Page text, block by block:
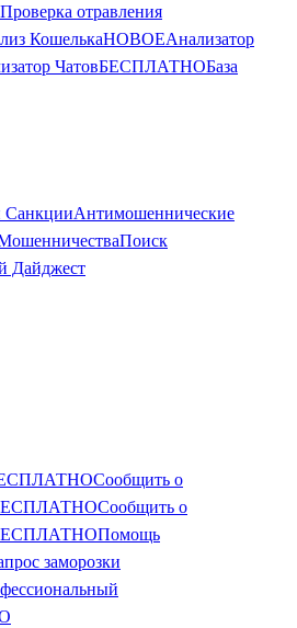
Проверка отравления
КошелькаНОВОЕАнализатор
ЧатовБЕСПЛАТНОБаза
СанкцииАнтимошеннические
Поиск
Дайджест
Сообщить о
Сообщить о
Помощь
заморозки